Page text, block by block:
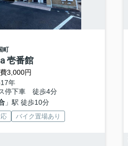
町
壱番館
3,000円
年
停下車 徒歩4分
」駅 徒歩10分
バイク置場あり